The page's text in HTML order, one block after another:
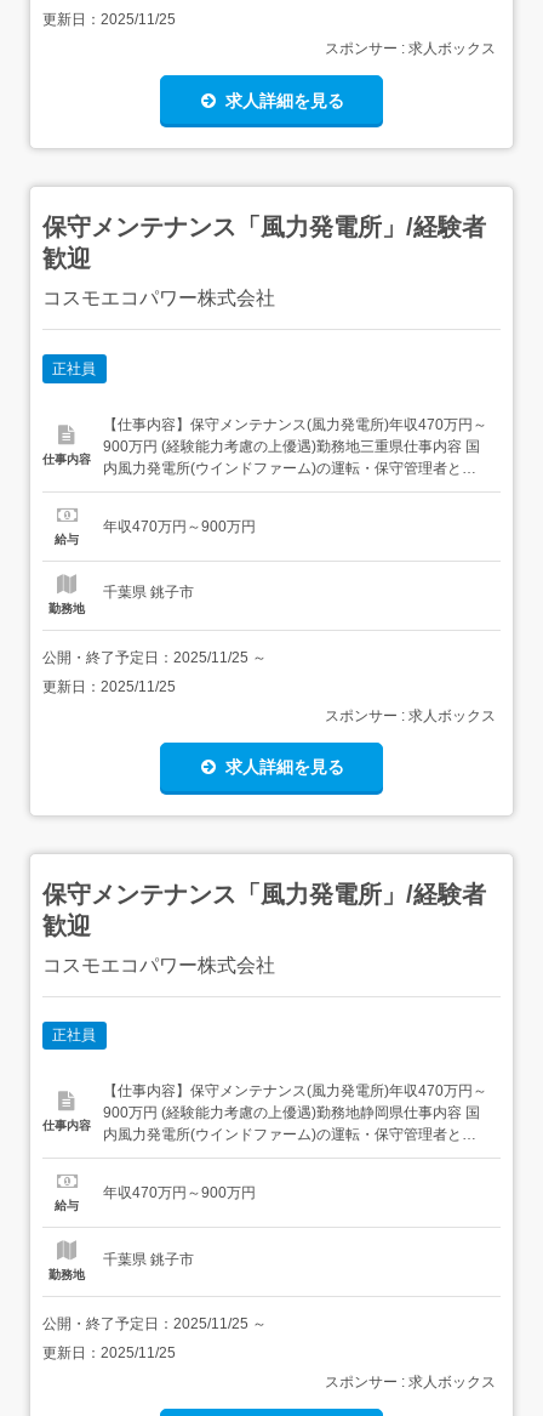
更新日： 2025/11/25
スポンサー : 求人ボックス
求人詳細を見る
保守メンテナンス「風力発電所」/経験者
歓迎
コスモエコパワー株式会社
正社員
仕事内容
【仕事内容】保守メンテナンス(風力発電所)年収470万円～
900万円 (経験能力考慮の上優遇)勤務地三重県仕事内容 国
内風力発電所(ウインドファーム)の運転・保守管理者とし
て業務に携わっていただきます。本社にて研修を行ってい
については本社HPをご確認ください。参考URL: <具体的
給与
年収470万円～900万円
勤務地
千葉県 銚子市
公開・終了予定日： 2025/11/25 ～
更新日： 2025/11/25
スポンサー : 求人ボックス
求人詳細を見る
保守メンテナンス「風力発電所」/経験者
歓迎
コスモエコパワー株式会社
正社員
仕事内容
【仕事内容】保守メンテナンス(風力発電所)年収470万円～
900万円 (経験能力考慮の上優遇)勤務地静岡県仕事内容 国
内風力発電所(ウインドファーム)の運転・保守管理者とし
て業務に携わっていただきます。本社にて研修を行ってい
については本社HPをご確認ください。参考URL: <具体的
給与
年収470万円～900万円
勤務地
千葉県 銚子市
公開・終了予定日： 2025/11/25 ～
更新日： 2025/11/25
スポンサー : 求人ボックス